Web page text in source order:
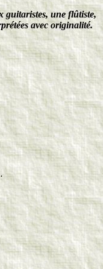
guitaristes, une flûtiste,
avec originalité.